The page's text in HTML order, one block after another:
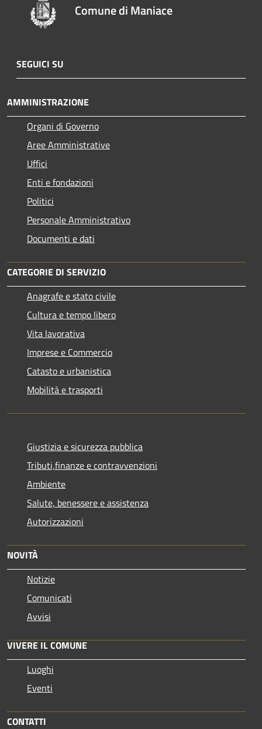
Comune di Maniace
SEGUICI SU
AMMINISTRAZIONE
Organi di Governo
Aree Amministrative
Uffici
Enti e fondazioni
Politici
Personale Amministrativo
Documenti e dati
CATEGORIE DI SERVIZIO
Anagrafe e stato civile
Cultura e tempo libero
Vita lavorativa
Imprese e Commercio
Catasto e urbanistica
Mobilità e trasporti
Giustizia e sicurezza pubblica
Tributi,finanze e contravvenzioni
Ambiente
Salute, benessere e assistenza
Autorizzazioni
NOVITÀ
Notizie
Comunicati
Avvisi
VIVERE IL COMUNE
Luoghi
Eventi
CONTATTI